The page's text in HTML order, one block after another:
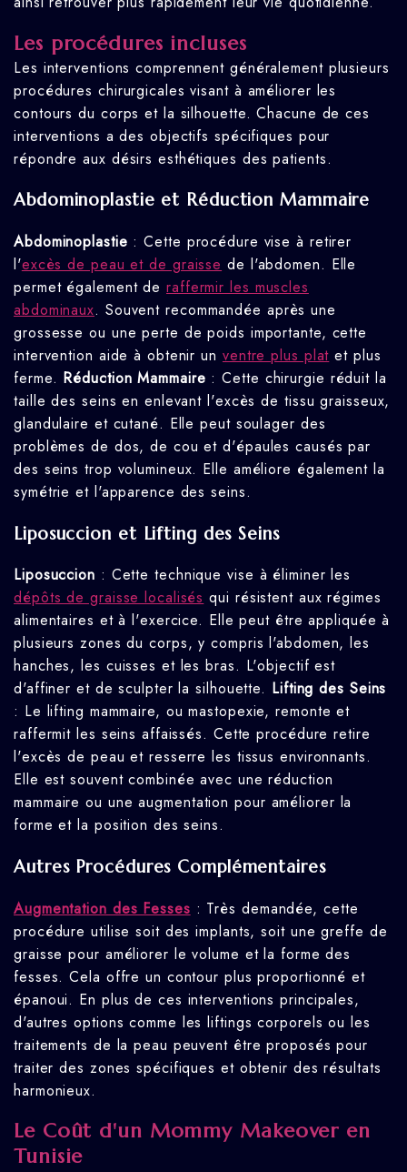
Les procédures incluses
Les interventions comprennent généralement plusieurs
procédures chirurgicales visant à améliorer les
contours du corps et la silhouette. Chacune de ces
interventions a des objectifs spécifiques pour
répondre aux désirs esthétiques des patients.
Abdominoplastie et Réduction Mammaire
Abdominoplastie : Cette procédure vise à retirer
l'excès de peau et de graisse de l'abdomen. Elle
permet également de raffermir les muscles
abdominaux. Souvent recommandée après une
grossesse ou une perte de poids importante, cette
intervention aide à obtenir un ventre plus plat et plus
ferme. Réduction Mammaire : Cette chirurgie réduit la
taille des seins en enlevant l'excès de tissu graisseux,
glandulaire et cutané. Elle peut soulager des
problèmes de dos, de cou et d'épaules causés par
des seins trop volumineux. Elle améliore également la
symétrie et l'apparence des seins.
Liposuccion et Lifting des Seins
Liposuccion : Cette technique vise à éliminer les
dépôts de graisse localisés qui résistent aux régimes
alimentaires et à l'exercice. Elle peut être appliquée à
plusieurs zones du corps, y compris l'abdomen, les
hanches, les cuisses et les bras. L'objectif est
d'affiner et de sculpter la silhouette. Lifting des Seins
: Le lifting mammaire, ou mastopexie, remonte et
raffermit les seins affaissés. Cette procédure retire
l'excès de peau et resserre les tissus environnants.
Elle est souvent combinée avec une réduction
mammaire ou une augmentation pour améliorer la
forme et la position des seins.
Autres Procédures Complémentaires
Augmentation des Fesses : Très demandée, cette
procédure utilise soit des implants, soit une greffe de
graisse pour améliorer le volume et la forme des
fesses. Cela offre un contour plus proportionné et
épanoui. En plus de ces interventions principales,
d'autres options comme les liftings corporels ou les
traitements de la peau peuvent être proposés pour
traiter des zones spécifiques et obtenir des résultats
harmonieux.
Le Coût d'un Mommy Makeover en
Tunisie